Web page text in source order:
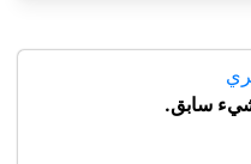
سابق.